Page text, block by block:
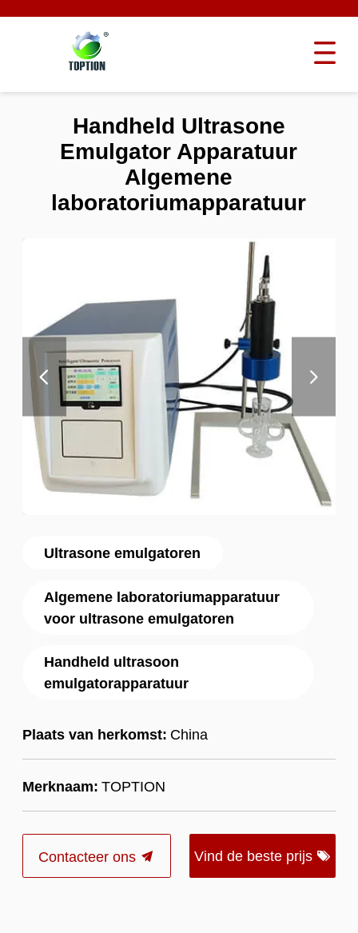
Ultrasone emulgatoren
Algemene laboratoriumapparatuur
voor ultrasone emulgatoren
Handheld ultrasoon
emulgatorapparatuur
Plaats van herkomst: China
Merknaam: TOPTION
Contacteer ons Vind de beste prijs
Handheld Ultrasone
Emulgator Apparatuur
Algemene
laboratoriumapparatuur